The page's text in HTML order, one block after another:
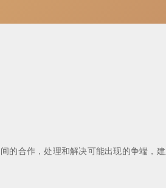
的合作，处理和解决可能出现的争端，